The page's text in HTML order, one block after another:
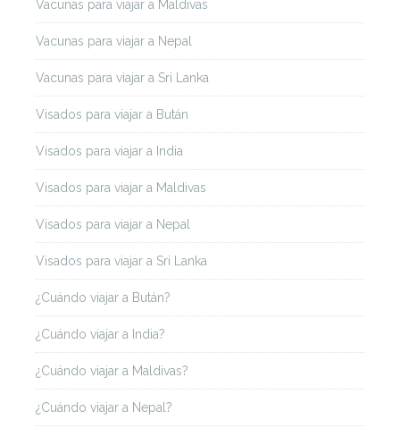
Vacunas para viajar a Maldivas
Vacunas para viajar a Nepal
Vacunas para viajar a Sri Lanka
Visados para viajar a Bután
Visados para viajar a India
Visados para viajar a Maldivas
Visados para viajar a Nepal
Visados para viajar a Sri Lanka
¿Cuándo viajar a Bután?
¿Cuándo viajar a India?
¿Cuándo viajar a Maldivas?
¿Cuándo viajar a Nepal?